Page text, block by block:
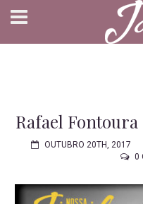
Rafael
OUTUBRO 20TH, 2017
0